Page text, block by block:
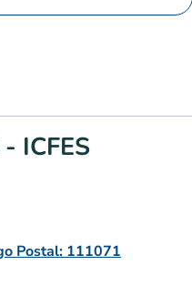
ICFES
Postal: 111071